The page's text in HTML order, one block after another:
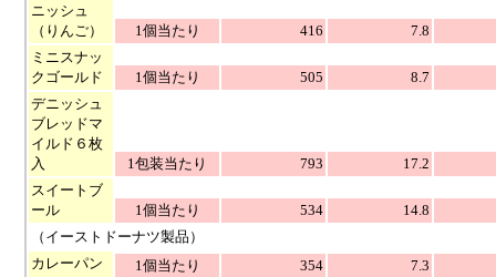
ニッシュ
（りんご）
1個当たり 416
7.8
ミニスナッ
クゴールド
1個当たり 505
8.7
デニッシュ
ブレッドマ
イルド６枚
入
1包装当たり 793
17.2
スイートブ
ール
1個当たり 534
14.8
（イーストドーナツ製品）
カレーパン
1個当たり 354
7.3